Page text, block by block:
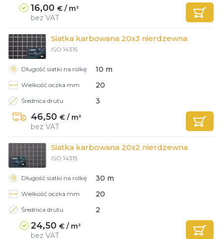
16,00 € / m²
bez VAT
Siatka karbowana 20x3 nierdzewna
ISO 14315
Długość siatki na rolkę 10 m
Wielkość oczka mm 20
Średnica drutu 3
46,50 € / m²
bez VAT
Siatka karbowana 20x2 nierdzewna
ISO 14315
Długość siatki na rolkę 30 m
Wielkość oczka mm 20
Średnica drutu 2
24,50 € / m²
bez VAT